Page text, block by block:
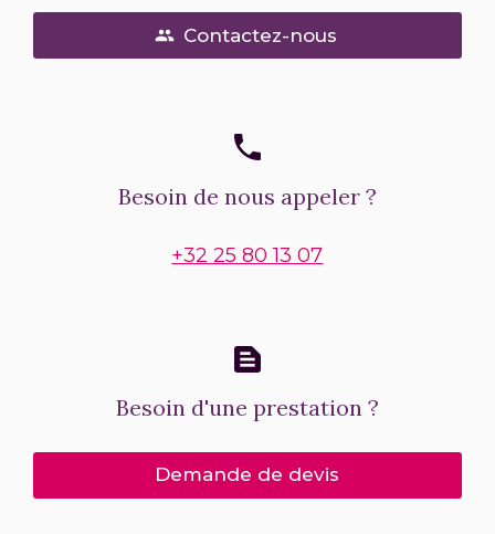
people Contactez-nous
phone
Besoin de nous appeler ?
+32 25 80 13 07
text_snippet
Besoin d'une prestation ?
Demande de devis